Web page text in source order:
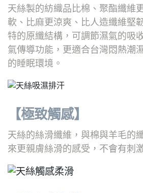
天絲製的紡織品比棉、聚酯纖維
軟、比麻更涼爽、比人造纖維堅
特的原纖結構，可調節濕氣的吸
氣傳導功能，更適合台灣悶熱潮
的睡眠環境。
【極致觸感】
天絲的絲滑纖維，與棉與羊毛的
來更親膚絲滑的感受，不會有刺